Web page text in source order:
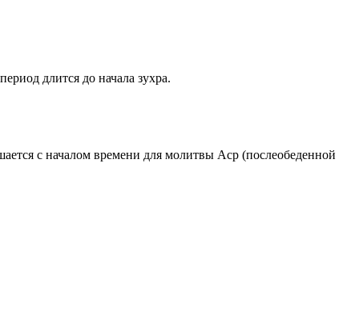
длится до начала зухра.
с началом времени для молитвы Аср (послеобеденной